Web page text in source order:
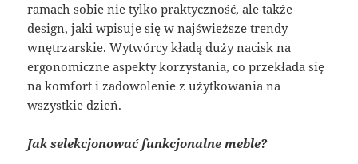
ramach sobie nie tylko praktyczność, ale także
design, jaki wpisuje się w najświeższe trendy
wnętrzarskie. Wytwórcy kładą duży nacisk na
ergonomiczne aspekty korzystania, co przekłada się
na komfort i zadowolenie z użytkowania na
wszystkie dzień.
Jak selekcjonować funkcjonalne meble?